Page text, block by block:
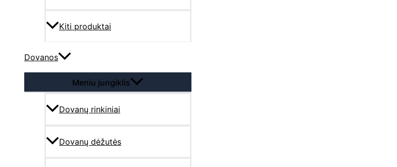
Kiti produktai
Dovanos
Meniu jungiklis
Dovanų rinkiniai
Dovanų dėžutės